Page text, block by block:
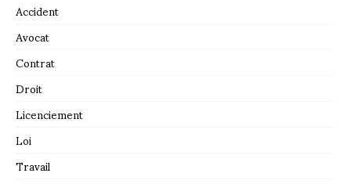
Accident
Avocat
Contrat
Droit
Licenciement
Loi
Travail